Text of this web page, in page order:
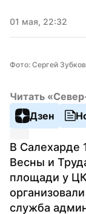
01 мая, 22:32
Фото: Сергей
Читать
Дзен
В Салехарде
Весны и
площади у
служба